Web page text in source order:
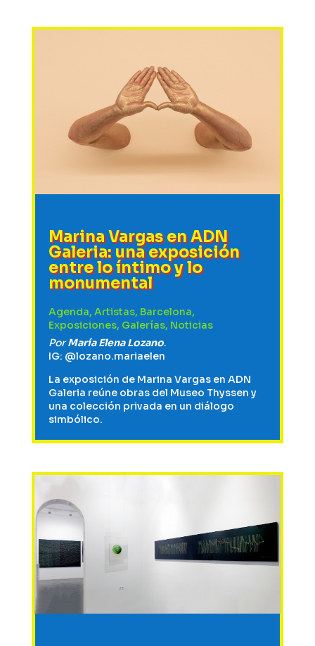
Marina Vargas en ADN
Galeria: una exposición
entre lo íntimo y lo
monumental
Agenda, Artistas, Barcelona,
Exposiciones, Galerías, Noticias
PorMaría Elena Lozano.
IG: @lozano.mariaelen
La exposición de Marina Vargas en ADN
Galeria reúne obras del Museo Thyssen y
una colección privada en un diálogo
simbólico.